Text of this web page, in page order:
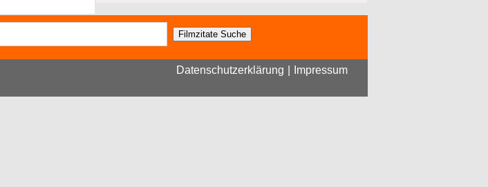
Datenschutzerklärung Impressum